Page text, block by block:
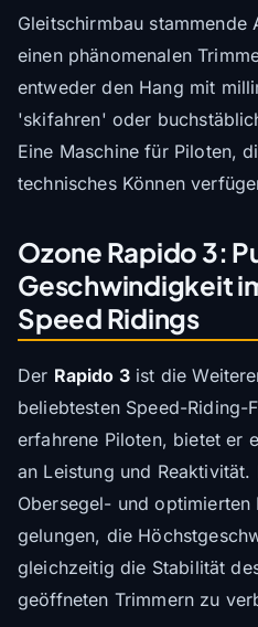
Gleitschirmbau stammende
einen phänomenalen
entweder den Hang mit
'skifahren' oder
Eine Maschine für Piloten,
technisches Können
Ozone Rapido 3:
Geschwindigkeit
Speed Ridings
Der Rapido 3ist die
beliebtesten Speed-Riding-
erfahrene Piloten, bietet er
an Leistung und Reaktivität.
Obersegel- und optimierten
gelungen, die
gleichzeitig die Stabilität
geöffneten Trimmern zu